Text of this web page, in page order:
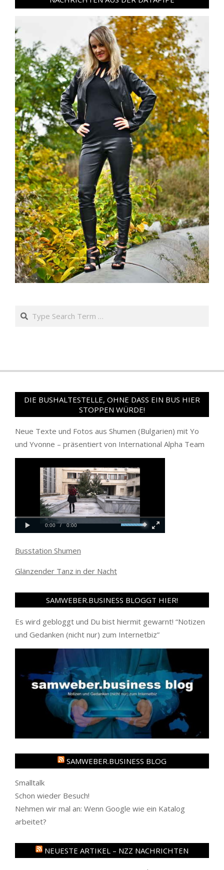
Search
DIE BUSHALTESTELLE, OHNE DASS EIN BUS HIER
STOPPEN WÜRDE!
Neue Texte und Fotos aus Shumen (Bulgarien) mit Yo
und Yvonne – präsentiert von International Alpha Team
Busstation Shumen
Glänzender Tanz in der Nacht
SAMWEBER.BUSINESS BLOGGT HIER!
Es wird gebloggt und Du bist hiermit gewarnt! “Notizen
und Gedanken (nicht nur) zum Internetbiz”
SAMWEBER.BUSINESS BLOG
Smalltalk
Schon wieder Besuch!
Nehmen wir mal an: Wenn Google wie ein Katalog
arbeitet?
NEUESTE ARTIKEL – NZZ NACHRICHTEN